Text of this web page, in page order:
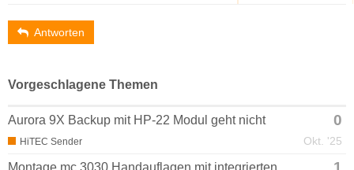
Antworten
Vorgeschlagene Themen
Aurora 9X Backup mit HP-22 Modul geht nicht 0
Okt. '25
HiTEC Sender